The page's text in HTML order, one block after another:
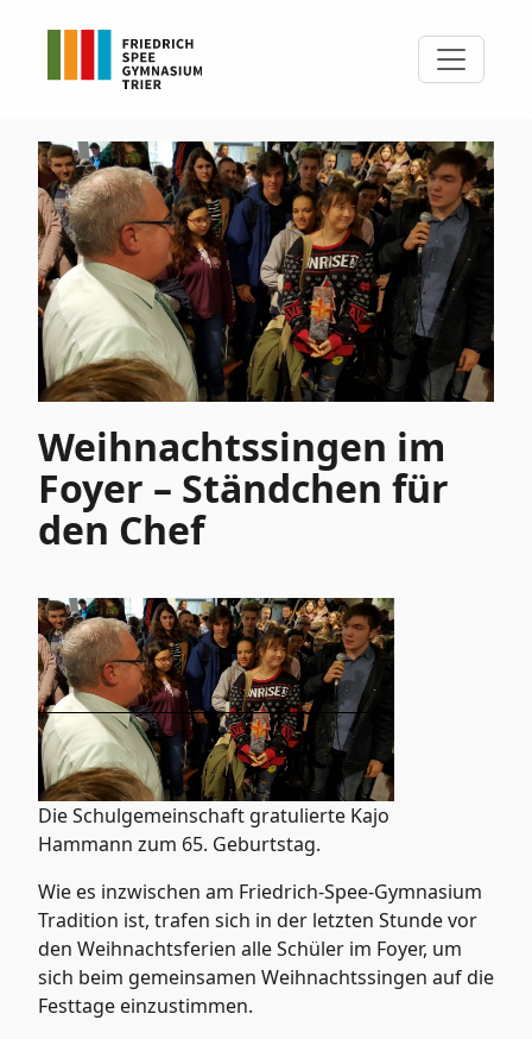
Weihnachtssingen im
Foyer – Ständchen für
den Chef
Die Schulgemeinschaft gratulierte Kajo
Hammann zum 65. Geburtstag.
Wie es inzwischen am Friedrich-Spee-Gymnasium
Tradition ist, trafen sich in der letzten Stunde vor
den Weihnachtsferien alle Schüler im Foyer, um
sich beim gemeinsamen Weihnachtssingen auf die
Festtage einzustimmen.